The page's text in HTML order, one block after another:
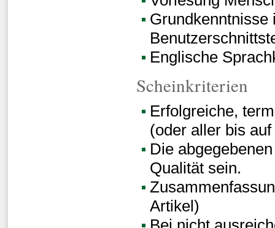
Grundkenntnisse
Englische
Scheinkriterien
Erfolgreiche,
(oder aller bis
Die
Qualität sein.
Artikel)